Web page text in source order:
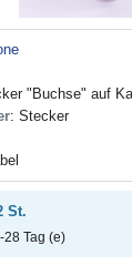
"Buchse" auf
: Stecker
St.
28 Tag (e)